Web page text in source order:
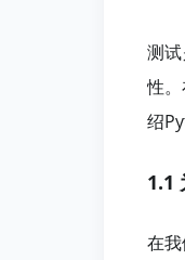
测
性
绍
1.1
在